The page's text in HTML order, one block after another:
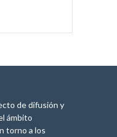
de difusión y
ámbito
torno a los